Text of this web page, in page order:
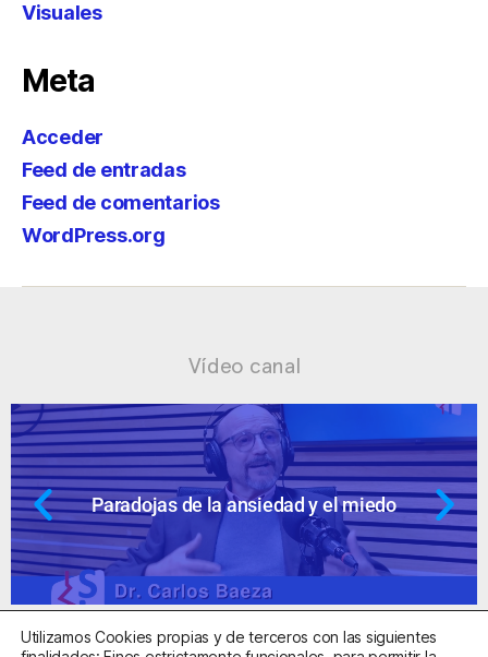
Visuales
Meta
Acceder
Feed de entradas
Feed de comentarios
WordPress.org
Vídeo canal
Ansiedad: supuestos cuestionables
Utilizamos Cookies propias y de terceros con las siguientes